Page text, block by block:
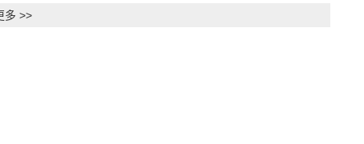
多 >>